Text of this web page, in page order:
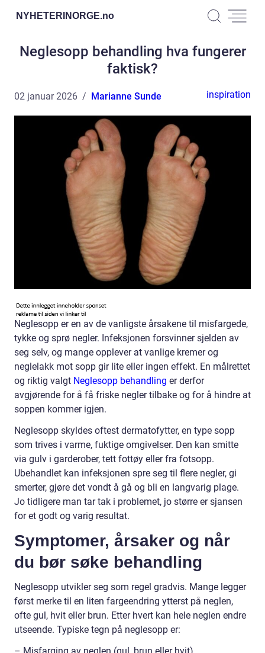
NYHETERINORGE.no
Neglesopp behandling hva fungerer
faktisk?
02 januar 2026 Marianne Sunde inspiration
Neglesopp er en av de vanligste årsakene til misfargede,
tykke og sprø negler. Infeksjonen forsvinner sjelden av
seg selv, og mange opplever at vanlige kremer og
neglelakk mot sopp gir lite eller ingen effekt. En målrettet
og riktig valgt Neglesopp behandling er derfor
avgjørende for å få friske negler tilbake og for å hindre at
soppen kommer igjen.
Neglesopp skyldes oftest dermatofytter, en type sopp
som trives i varme, fuktige omgivelser. Den kan smitte
via gulv i garderober, tett fottøy eller fra fotsopp.
Ubehandlet kan infeksjonen spre seg til flere negler, gi
smerter, gjøre det vondt å gå og bli en langvarig plage.
Jo tidligere man tar tak i problemet, jo større er sjansen
for et godt og varig resultat.
Symptomer, årsaker og når
du bør søke behandling
Neglesopp utvikler seg som regel gradvis. Mange legger
først merke til en liten fargeendring ytterst på neglen,
ofte gul, hvit eller brun. Etter hvert kan hele neglen endre
utseende. Typiske tegn på neglesopp er: